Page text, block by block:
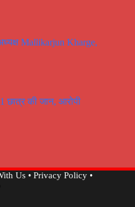
Mallikarjun Kharge,
छात्र की जान, आरोपी
Us• Privacy Policy•